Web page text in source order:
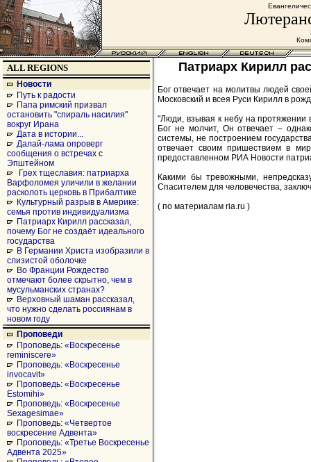
ALL REGIONS
Новости
Путь к радости
Папа римский призвал
остановить "спираль насилия"
вокруг Ирана
Дата в истории...
Далай-лама опроверг
сообщения о встречах с
Эпштейном
Грех тщеславия: патриарха
Варфоломея уличили в желании
расколоть церковь в Прибалтике
Культурный разрыв в Америке:
семья против индивидуализма
Патриарх Кирилл рассказал,
почему Бог не создаёт идеального
государства
В Германии Христа изобразили в
слизистой оболочке
Во Франции Рождество
отмечают более скрытно, чем в
мусульманских странах?
Верховный шаман рассказал,
что нужно сделать россиянам в
новом году
Проповеди
Проповедь: «Воскресенье
reminiscere»
Проповедь: «Воскресенье
invocavit»
Проповедь: «Воскресенье
Estomihi»
Проповедь: «Воскресенье
Sexagesimae»
Проповедь: «Четвертое
воскресение Адвента»
Проповедь: «Третье Воскресенье
Адвента 2025»
Патриарх Кирилл
Бог отвечает на молитвы людей
Московский и всея Руси Кирилл в
"Люди, взывая к небу на
Бог не молчит, Он отвечает –
системы, не построением
отвечает своим пришествием в
предоставленном РИА Новости
Какими бы тревожными,
Спасителем для человечества,
( по материалам ria.ru )